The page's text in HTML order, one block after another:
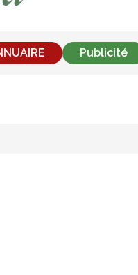
Publicité